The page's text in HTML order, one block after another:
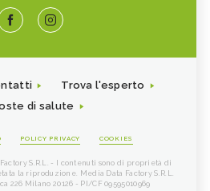
Trova l'esperto
di salute
POLICY PRIVACY COOKIES
S.R.L. - I contenuti sono di proprietà di
la riproduzione. Media Data Factory S.R.L.
226 Milano 20126 - PI/CF 09595010969